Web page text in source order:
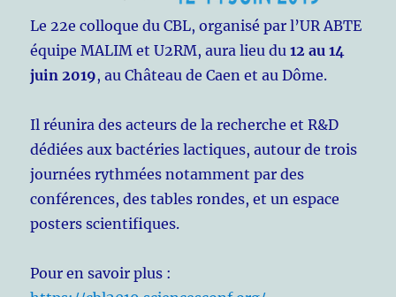
Le 22e colloque du CBL, organisé par l’UR ABTE
équipe MALIM et U2RM, aura lieu du12 au 14
juin 2019, au Château de Caen et au Dôme.
Il réunira des acteurs de la recherche et R&D
dédiées aux bactéries lactiques, autour de trois
journées rythmées notamment par des
conférences, des tables rondes, et un espace
posters scientifiques.
Pour en savoir plus :